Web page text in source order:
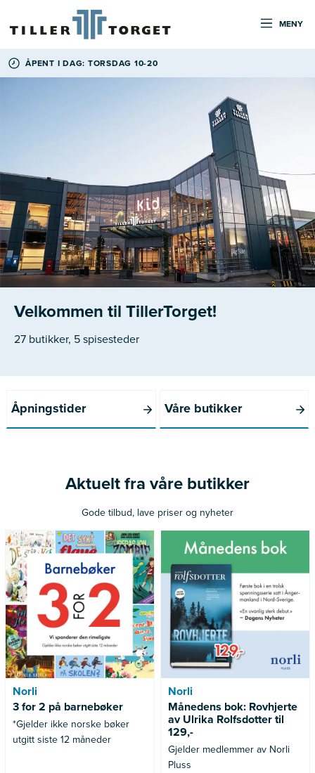
MENY
ÅPENT I DAG: TORSDAG 10-20
Velkommen til TillerTorget!
27 butikker, 5 spisesteder
Åpningstider Våre butikker
Aktuelt fra våre butikker
Gode tilbud, lave priser og nyheter
Norli
3 for 2 på barnebøker
*Gjelder ikke norske bøker
utgitt siste 12 måneder
*Gjelder ikke norske bøker
utgitt siste 12 måneder
Norli
Månedens bok: Rovhjerte
av Ulrika Rolfsdotter til
129,-
Gjelder medlemmer av Norli
Pluss
Gjelder medlemmer av Norli